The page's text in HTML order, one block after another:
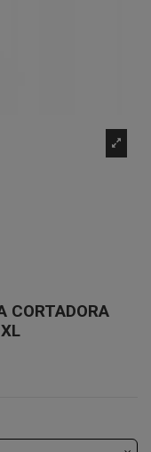
CORTADORA